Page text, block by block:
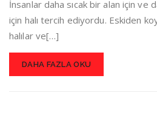
İnsanlar daha sıcak bir alan için ve
için halı tercih ediyordu. Eskiden
halılar ve[…]
DAHA FAZLA OKU